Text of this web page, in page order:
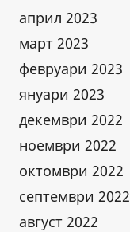
април 2023
март 2023
февруари 2023
януари 2023
декември 2022
ноември 2022
октомври 2022
септември 2022
август 2022